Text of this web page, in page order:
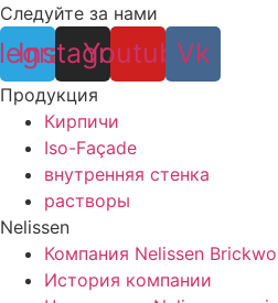
Следуйте за нами
Instagram
YoutubeVk
Продукция
Кирпичи
Iso-Façade
внутренняя стенка
растворы
Nelissen
Компания Nelissen
История компании